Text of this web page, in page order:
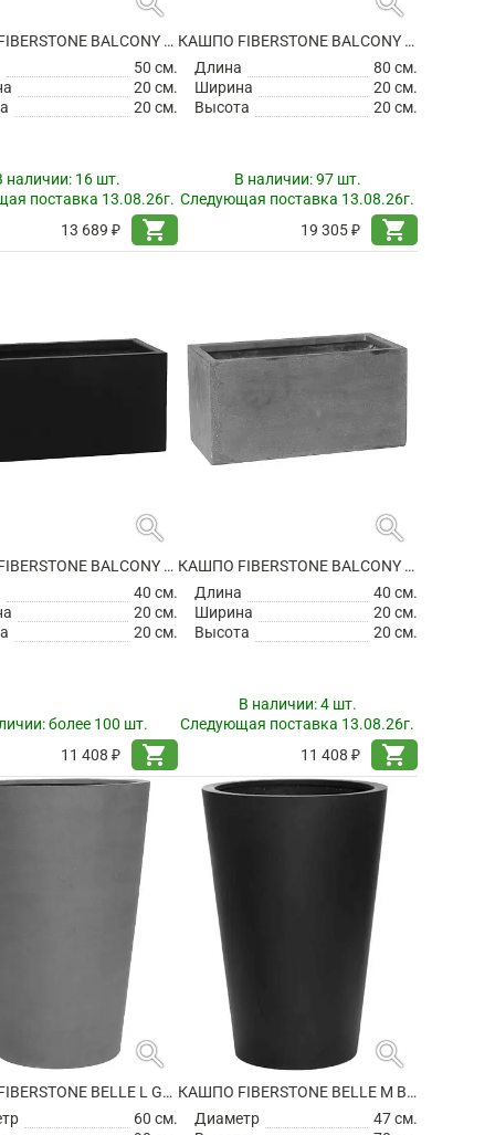
КАШПО FIBERSTONE BALCONY S, TAUPE
50 см.
20 см.
20 см.
наличии: 16 шт.
поставка 13.08.26г.
13 689 ₽
shopping_cart
КАШПО FIBERSTONE BALCONY XL BLACK
Длина
80 см.
Ширина
20 см.
Высота
20 см.
В наличии:97 шт.
Следующая поставка 13.08.26г.
19 305 ₽
shopping_cart
search
КАШПО FIBERSTONE BALCONY XS BLACK
40 см.
20 см.
20 см.
более 100 шт.
11 408 ₽
shopping_cart
search
КАШПО FIBERSTONE BALCONY XS GREY
Длина
40 см.
Ширина
20 см.
Высота
20 см.
В наличии:4 шт.
Следующая поставка 13.08.26г.
11 408 ₽
shopping_cart
search
КАШПО FIBERSTONE BELLE L GREY
60 см.
search
КАШПО FIBERSTONE BELLE M BLACK
Диаметр
47 см.